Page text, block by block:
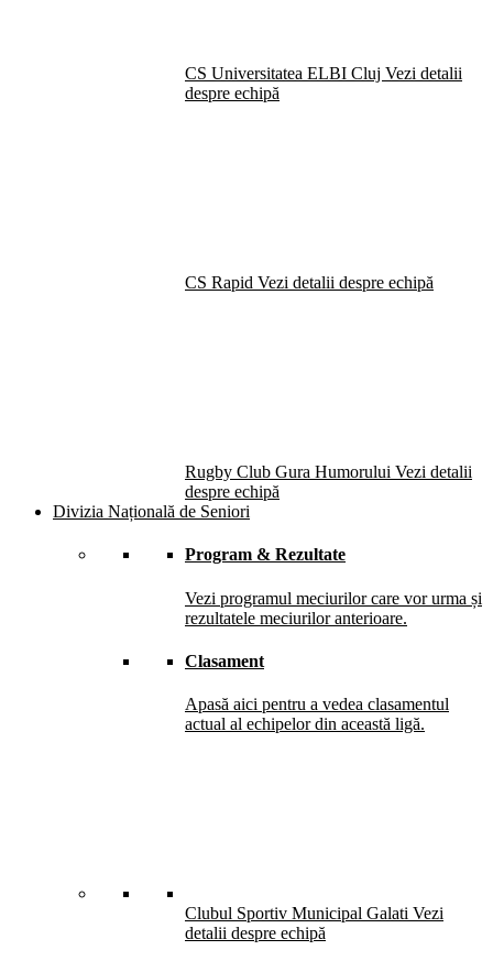
CS Universitatea ELBI Cluj Vezi detalii
despre echipă
CS Rapid Vezi detalii despre echipă
Rugby Club Gura Humorului Vezi detalii
despre echipă
Divizia Națională de Seniori
Program & Rezultate
Vezi programul meciurilor care vor urma și
rezultatele meciurilor anterioare.
Clasament
Apasă aici pentru a vedea clasamentul
actual al echipelor din această ligă.
Clubul Sportiv Municipal Galati Vezi
detalii despre echipă